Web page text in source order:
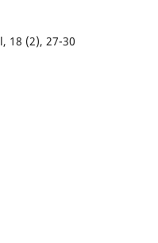
18 (2), 27-30